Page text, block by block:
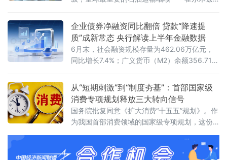
期货19日在开始新一周交易后价格显著上涨，
布伦特原油期货价格突破每桶90美元关口。截
至美东时间19日18时15分，纽约商品交易所8
月交货的轻质原油期货价格最高升至每桶85.17
美元，上涨2.68美元，涨幅为3.25%；9月交货
企业债券净融资同比翻倍 贷款“降速提
质”成新常态 央行解读上半年金融数据
6月末，社会融资规模存量为462.06万亿元，
同比增长7.4%；广义货币（M2）余额356.71万
亿元，同比增长5.2%。上半年，社会融资规模
增量累计为20.84万亿元，人民币贷款增加
10.72万亿元。同日，国务院新闻办公室举行新
闻发布会，中国人民银行新闻发
从“短期刺激”到“制度夯基”：首部国家级
消费专项规划释放三大转向信号
国务院批复同意《扩大消费“十五五”规划》。作
为我国首部消费领域的国家级专项规划，这份
亿元左右的目标，围绕6个方面部署了28条重点
任务举措，勾勒出一幅“扩量”与“提质”并行的消